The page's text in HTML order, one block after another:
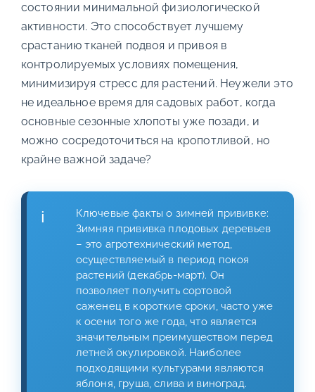
состоянии минимальной физиологической
активности. Это способствует лучшему
срастанию тканей подвоя и привоя в
контролируемых условиях помещения,
минимизируя стресс для растений. Неужели это
не идеальное время для садовых работ, когда
основные сезонные хлопоты уже позади, и
можно сосредоточиться на кропотливой, но
крайне важной задаче?
Ключевые факты о зимней прививке:
Зимняя прививка плодовых деревьев
– это агротехнический метод,
осуществляемый в период покоя
растений (декабрь-март). Он
позволяет получить сортовой
саженец в короткие сроки, часто уже
к осени того же года, что является
значительным преимуществом перед
летней окулировкой. Наиболее
подходящими культурами являются
яблоня, груша, слива и виноград.